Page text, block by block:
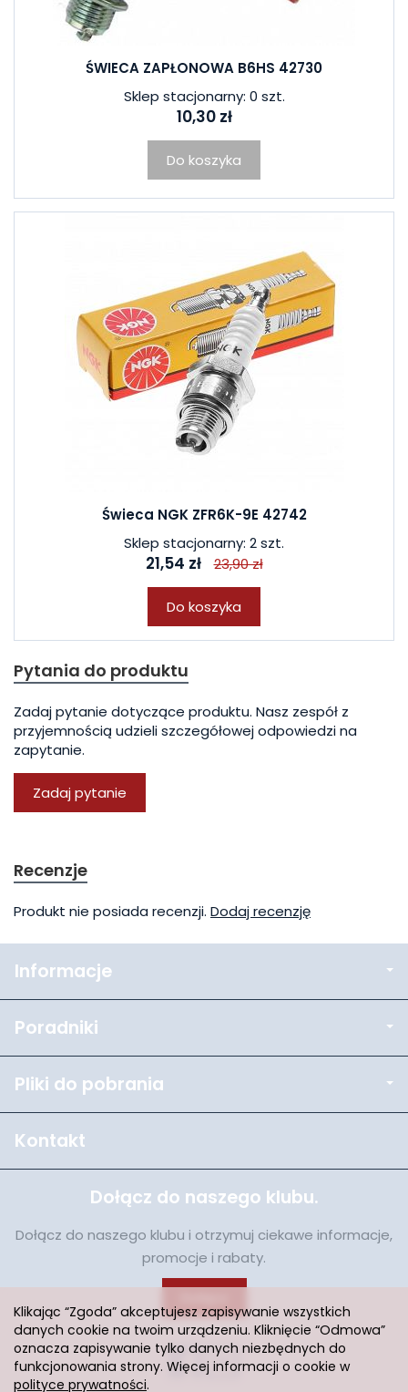
ŚWIECA ZAPŁONOWA B6HS 42730
Sklep stacjonarny: 0 szt.
10,30 zł
Do koszyka
Świeca NGK ZFR6K-9E 42742
Sklep stacjonarny: 2 szt.
21,54 zł 23,90 zł
Do koszyka
Pytania do produktu
Zadaj pytanie dotyczące produktu. Nasz zespół z
przyjemnością udzieli szczegółowej odpowiedzi na
zapytanie.
Zadaj pytanie
Recenzje
Produkt nie posiada recenzji. Dodaj recenzję
Informacje
Poradniki
Pliki do pobrania
Kontakt
Dołącz do naszego klubu.
Dołącz do naszego klubu i otrzymuj ciekawe informacje,
promocje i rabaty.
Klikając “Zgoda” akceptujesz zapisywanie wszystkich
danych cookie na twoim urządzeniu. Kliknięcie “Odmowa”
oznacza zapisywanie tylko danych niezbędnych do
funkcjonowania strony. Więcej informacji o cookie w
polityce prywatności.